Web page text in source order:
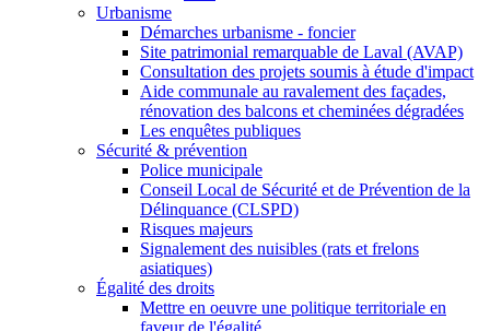
Urbanisme
Démarches urbanisme - foncier
Site patrimonial remarquable de Laval (AVAP)
Consultation des projets soumis à étude d'impact
Aide communale au ravalement des façades,
rénovation des balcons et cheminées dégradées
Les enquêtes publiques
Sécurité & prévention
Police municipale
Conseil Local de Sécurité et de Prévention de la
Délinquance (CLSPD)
Risques majeurs
Signalement des nuisibles (rats et frelons
asiatiques)
Égalité des droits
Mettre en oeuvre une politique territoriale en
faveur de l'égalité